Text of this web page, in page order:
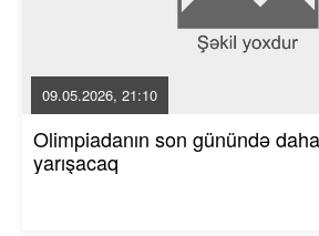
09.05.2026, 21:10
Olimpiadanın son günündə
yarışacaq